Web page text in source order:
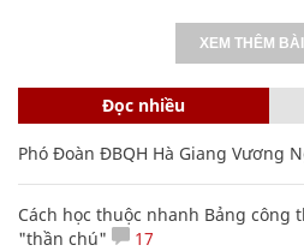
XEM THÊM
Đọc nhiều
Phó Đoàn ĐBQH Hà Giang Vương
Cách học thuộc nhanh Bảng
"thần chú"
17